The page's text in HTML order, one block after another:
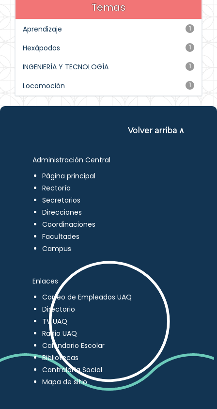
Temas
1
Aprendizaje
1
Hexápodos
1
INGENIERÍA Y TECNOLOGÍA
1
Locomoción
Volver arriba ∧
Administración Central
Página principal
Rectoría
Secretarios
Direcciones
Coordinaciones
Facultades
Campus
Enlaces
Correo de Empleados UAQ
Directorio
TV UAQ
Radio UAQ
Calendario Escolar
Bibliotecas
Contraloría Social
Mapa de sitio